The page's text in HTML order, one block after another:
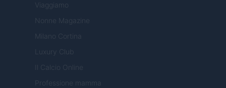
Viaggiamo
Nonne Magazine
Milano Cortina
Luxury Club
Il Calcio Online
Professione mamma